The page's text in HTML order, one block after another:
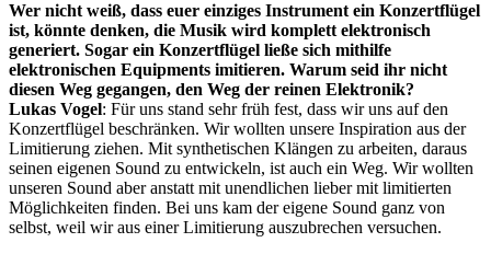
Wer nicht weiß, dass euer einziges Instrument ein Konzertflügel
ist, könnte denken, die Musik wird komplett elektronisch
generiert. Sogar ein Konzertflügel ließe sich mithilfe
elektronischen Equipments imitieren. Warum seid ihr nicht
diesen Weg gegangen, den Weg der reinen Elektronik?
Lukas Vogel: Für uns stand sehr früh fest, dass wir uns auf den
Konzertflügel beschränken. Wir wollten unsere Inspiration aus der
Limitierung ziehen. Mit synthetischen Klängen zu arbeiten, daraus
seinen eigenen Sound zu entwickeln, ist auch ein Weg. Wir wollten
unseren Sound aber anstatt mit unendlichen lieber mit limitierten
Möglichkeiten finden. Bei uns kam der eigene Sound ganz von
selbst, weil wir aus einer Limitierung auszubrechen versuchen.